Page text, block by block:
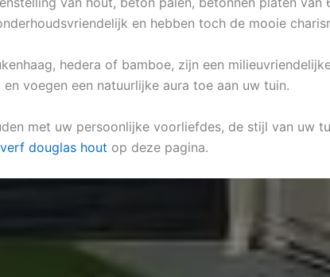
en hebben toch de mooie
hedera of bamboe, zijn een
voegen een natuurlijke aura toe aan uw tuin.
met uw persoonlijke voorliefdes, de stijl van uw
douglas hout op deze pagina.